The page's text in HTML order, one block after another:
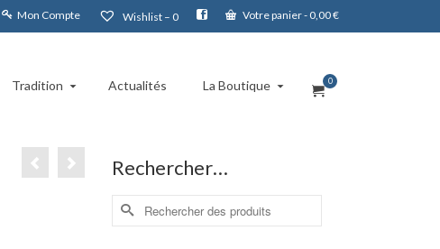
Mon Compte Wishlist – 0 Votre panier- 0,00€
Tradition Actualités La Boutique 0
Rechercher…
Rechercher :